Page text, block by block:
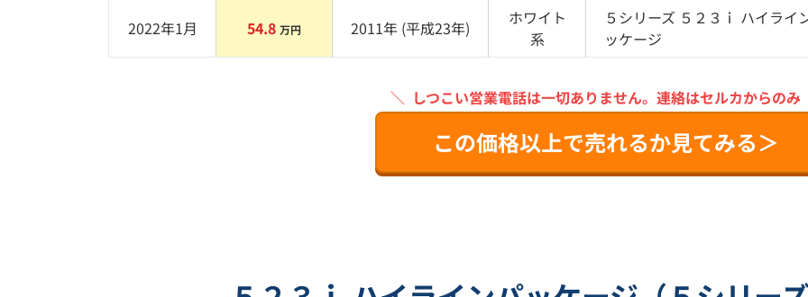
2022年1月 54.8 万円 2011年 (平成23年)
ホワイト
系
５シリーズ ５２３ｉ ハイライ
ッケージ
＼ しつこい営業電話は一切ありません。 連絡はセルカからのみ
この価格以上で売れるか見てみる＞